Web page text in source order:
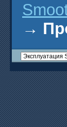
→